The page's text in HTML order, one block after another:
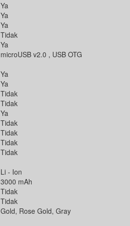
Ya
Ya
Ya
Tidak
Ya
microUSB v2.0 , USB OTG
Ya
Ya
Tidak
Tidak
Ya
Tidak
Tidak
Tidak
Tidak
Li - Ion
3000 mAh
Tidak
Tidak
Gold, Rose Gold, Gray